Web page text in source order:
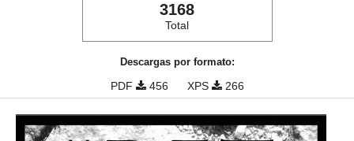
3168
Total
Descargas por formato:
PDF 456 XPS 266